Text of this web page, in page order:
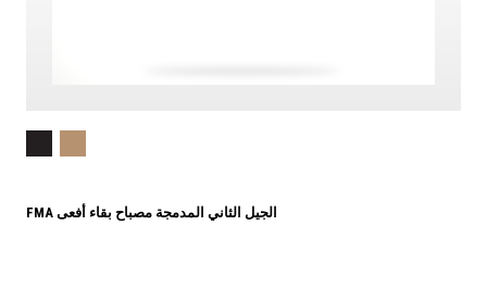
FMA الجيل الثاني المدمجة مصباح بقاء أفعى